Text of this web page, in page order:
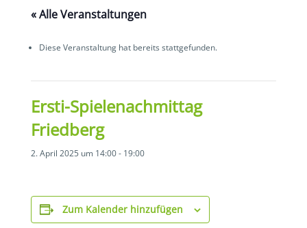
« Alle Veranstaltungen
Diese Veranstaltung hat bereits stattgefunden.
Ersti-Spielenachmittag
Friedberg
2. April 2025 um 14:00- 19:00
Zum Kalender hinzufügen